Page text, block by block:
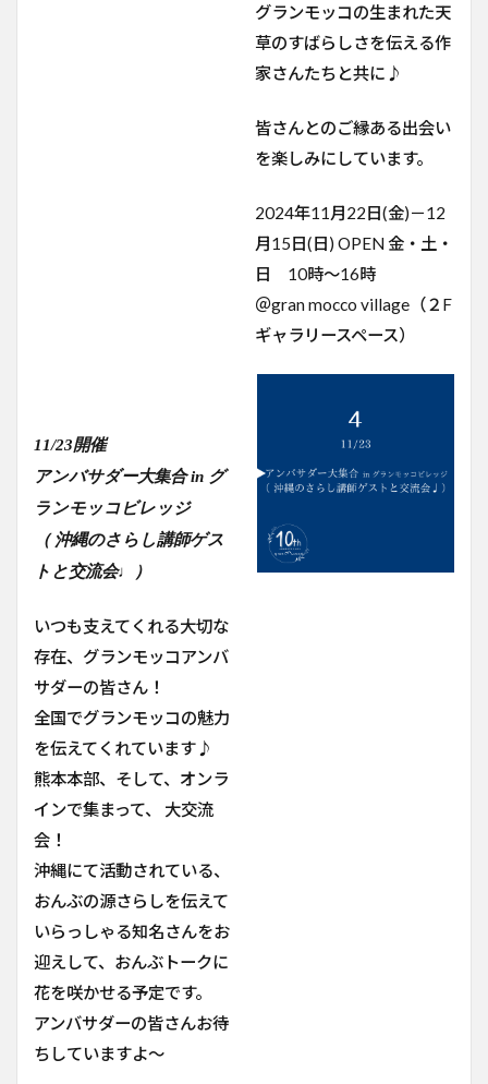
グランモッコの生まれた天
草のすばらしさを伝える作
家さんたちと共に♪
皆さんとのご縁ある出会い
を楽しみにしています。
2024年11月22日(金)－12
月15日(日) OPEN 金・土・
日 10時～16時
＠gran mocco village（２F
ギャラリースペース）
11/23開催
アンバサダー大集合 in グ
ランモッコビレッジ
（ 沖縄のさらし講師ゲス
トと交流会♩）
いつも支えてくれる大切な
存在、グランモッコアンバ
サダーの皆さん！
全国でグランモッコの魅力
を伝えてくれています♪
熊本本部、そして、オンラ
インで集まって、 大交流
会！
沖縄にて活動されている、
おんぶの源さらしを伝えて
いらっしゃる知名さんをお
迎えして、おんぶトークに
花を咲かせる予定です。
アンバサダーの皆さんお待
ちしていますよ～